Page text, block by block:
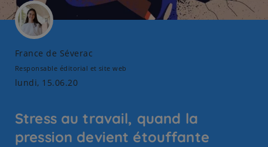
France de Séverac
Responsable éditorial et site web
lundi, 15.06.20
Stress au travail, quand la
pression devient étouffante